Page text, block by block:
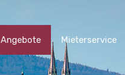
Angebote Mieterservice